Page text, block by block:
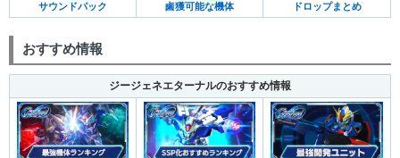
サウンドパック 鹵獲可能な機体 ドロップまとめ
おすすめ情報
ジージェネエターナルのおすすめ情報